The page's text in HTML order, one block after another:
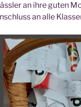
an ihre guten
an alle